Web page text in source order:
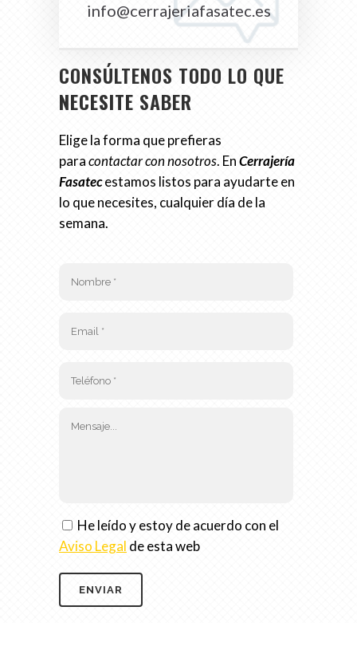
info@cerrajeriafasatec.es
CONSÚLTENOS TODO LO QUE
NECESITE SABER
Elige la forma que prefieras
paracontactar con nosotros. EnCerrajería
Fasatecestamos listos para ayudarte en
lo que necesites, cualquier día de la
semana.
He leído y estoy de acuerdo con el
Aviso Legal de esta web